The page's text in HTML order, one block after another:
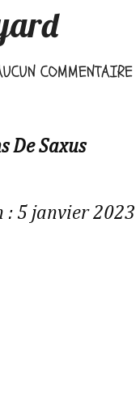
COMMENTAIRE
De Saxus
: 5 janvier 2023